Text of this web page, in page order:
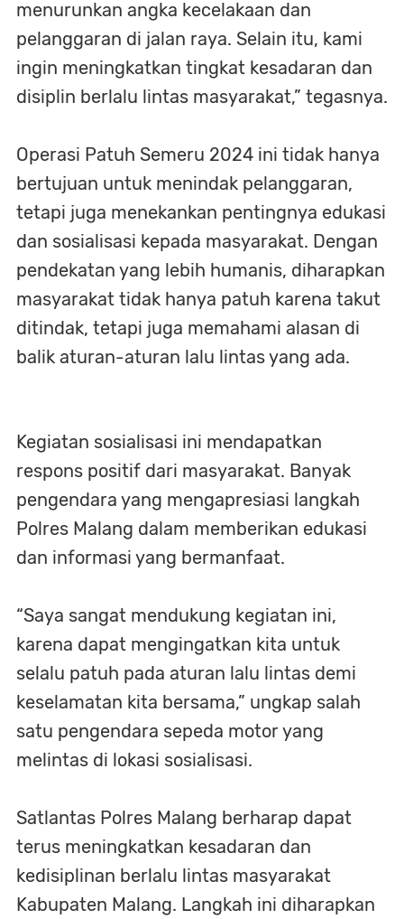
menurunkan angka kecelakaan dan
pelanggaran di jalan raya. Selain itu, kami
ingin meningkatkan tingkat kesadaran dan
disiplin berlalu lintas masyarakat,” tegasnya.
Operasi Patuh Semeru 2024 ini tidak hanya
bertujuan untuk menindak pelanggaran,
tetapi juga menekankan pentingnya edukasi
dan sosialisasi kepada masyarakat. Dengan
pendekatan yang lebih humanis, diharapkan
masyarakat tidak hanya patuh karena takut
ditindak, tetapi juga memahami alasan di
balik aturan-aturan lalu lintas yang ada.
Kegiatan sosialisasi ini mendapatkan
respons positif dari masyarakat. Banyak
pengendara yang mengapresiasi langkah
Polres Malang dalam memberikan edukasi
dan informasi yang bermanfaat.
“Saya sangat mendukung kegiatan ini,
karena dapat mengingatkan kita untuk
selalu patuh pada aturan lalu lintas demi
keselamatan kita bersama,” ungkap salah
satu pengendara sepeda motor yang
melintas di lokasi sosialisasi.
Satlantas Polres Malang berharap dapat
terus meningkatkan kesadaran dan
kedisiplinan berlalu lintas masyarakat
Kabupaten Malang. Langkah ini diharapkan